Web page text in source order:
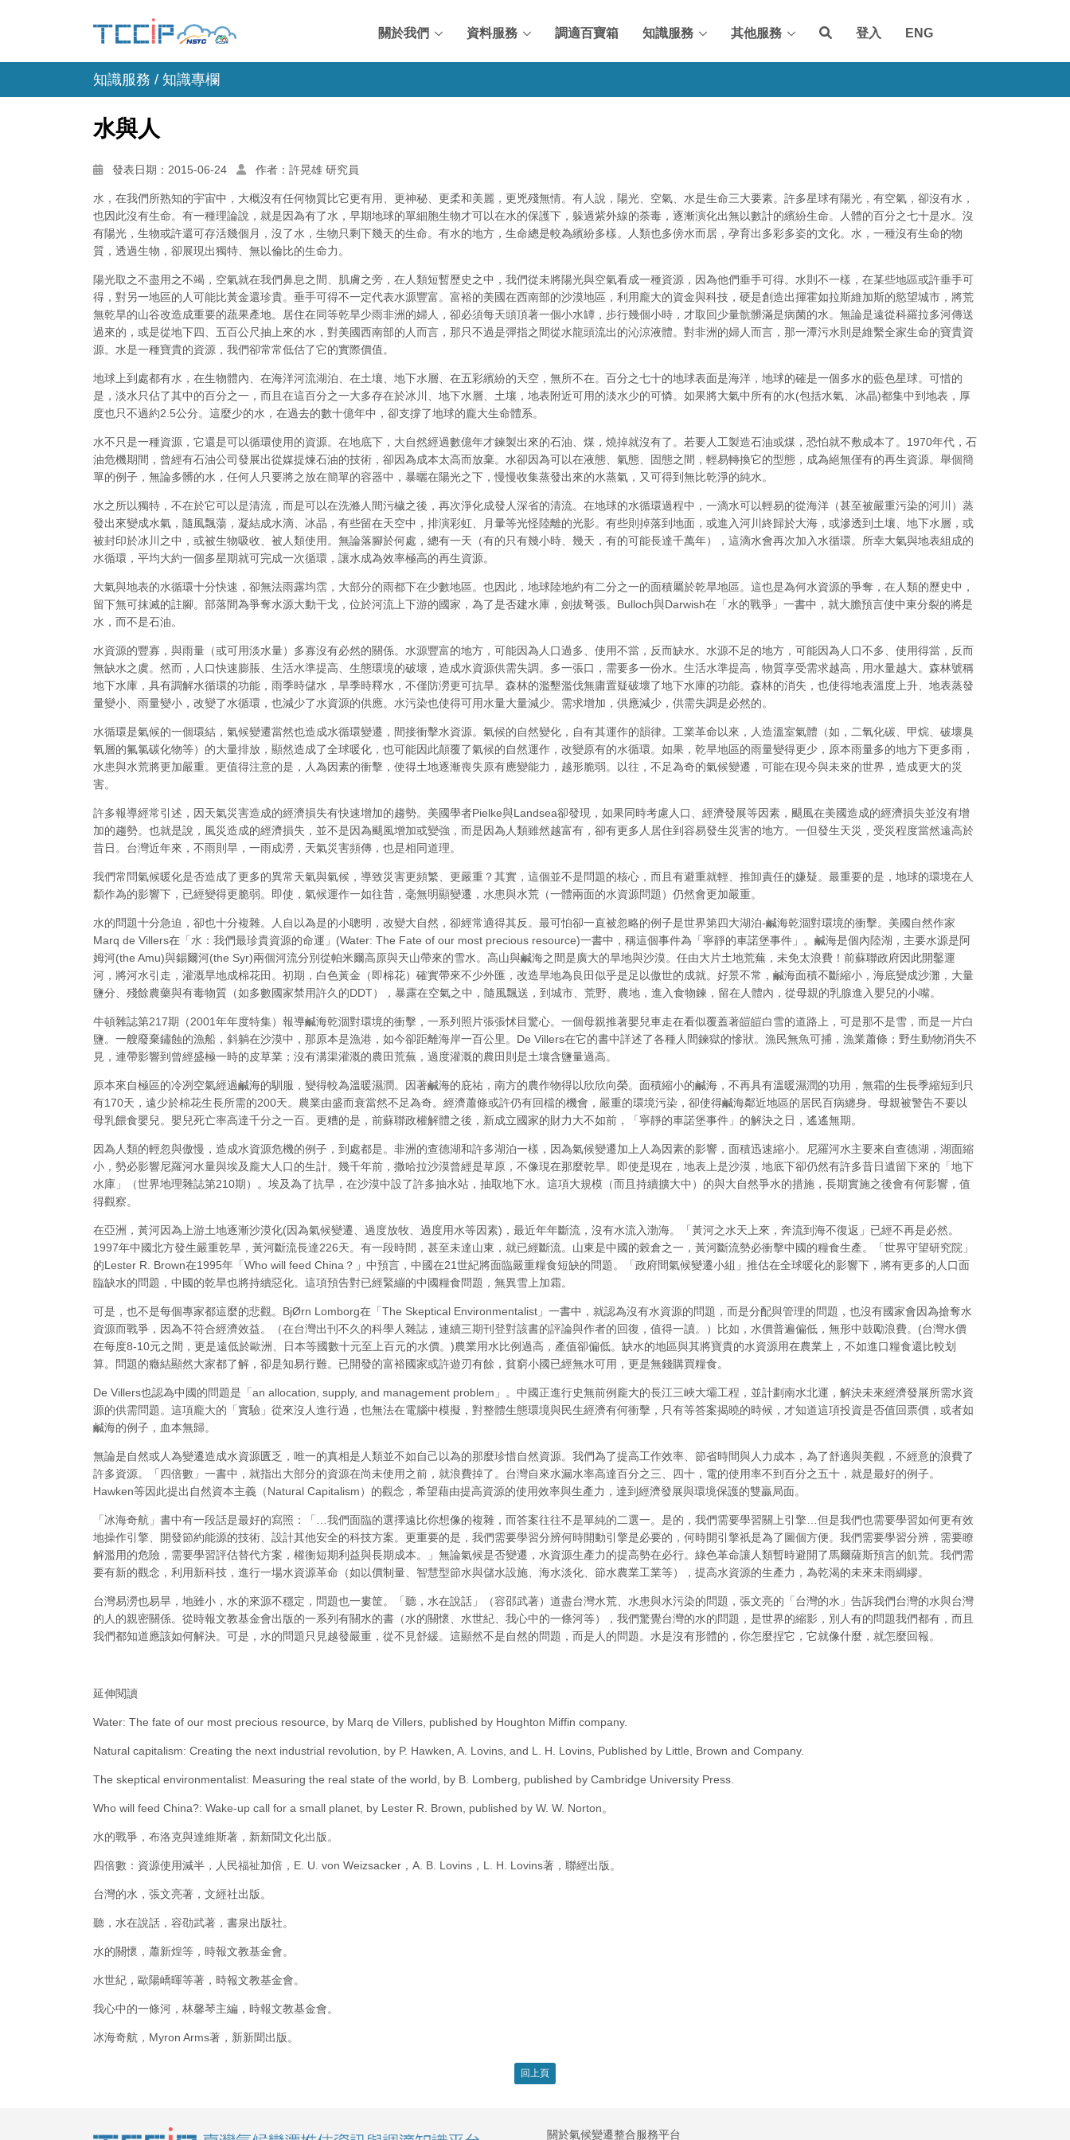
關於我們 資料服務 調適百寶箱 知識服務 其他服務 登入 ENG
知識服務 / 知識專欄
水與人
發表日期：2015-06-24 作者：許晃雄 研究員
水，在我們所熟知的宇宙中，大概沒有任何物質比它更有用、更神秘、更柔和美麗，更兇殘無情。有人說，陽光、空氣、水是生命三大要素。許多星球有陽光，有空氣，卻沒有水，
也因此沒有生命。有一種理論說，就是因為有了水，早期地球的單細胞生物才可以在水的保護下，躲過紫外線的荼毒，逐漸演化出無以數計的繽紛生命。人體的百分之七十是水。沒
有陽光，生物或許還可存活幾個月，沒了水，生物只剩下幾天的生命。有水的地方，生命總是較為繽紛多樣。人類也多傍水而居，孕育出多彩多姿的文化。水，一種沒有生命的物
質，透過生物，卻展現出獨特、無以倫比的生命力。
陽光取之不盡用之不竭，空氣就在我們鼻息之間、肌膚之旁，在人類短暫歷史之中，我們從未將陽光與空氣看成一種資源，因為他們垂手可得。水則不一樣，在某些地區或許垂手可
得，對另一地區的人可能比黃金還珍貴。垂手可得不一定代表水源豐富。富裕的美國在西南部的沙漠地區，利用龐大的資金與科技，硬是創造出揮霍如拉斯維加斯的慾望城市，將荒
無乾旱的山谷改造成重要的蔬果產地。居住在同等乾旱少雨非洲的婦人，卻必須每天頭頂著一個小水罈，步行幾個小時，才取回少量骯髒滿是病菌的水。無論是遠從科羅拉多河傳送
過來的，或是從地下四、五百公尺抽上來的水，對美國西南部的人而言，那只不過是彈指之間從水龍頭流出的沁涼液體。對非洲的婦人而言，那一潭污水則是維繫全家生命的寶貴資
源。水是一種寶貴的資源，我們卻常常低估了它的實際價值。
地球上到處都有水，在生物體內、在海洋河流湖泊、在土壤、地下水層、在五彩繽紛的天空，無所不在。百分之七十的地球表面是海洋，地球的確是一個多水的藍色星球。可惜的
是，淡水只佔了其中的百分之一，而且在這百分之一大多存在於冰川、地下水層、土壤，地表附近可用的淡水少的可憐。如果將大氣中所有的水(包括水氣、冰晶)都集中到地表，厚
度也只不過約2.5公分。這麼少的水，在過去的數十億年中，卻支撐了地球的龐大生命體系。
水不只是一種資源，它還是可以循環使用的資源。在地底下，大自然經過數億年才鍊製出來的石油、煤，燒掉就沒有了。若要人工製造石油或煤，恐怕就不敷成本了。1970年代，石
油危機期間，曾經有石油公司發展出從媒提煉石油的技術，卻因為成本太高而放棄。水卻因為可以在液態、氣態、固態之間，輕易轉換它的型態，成為絕無僅有的再生資源。舉個簡
單的例子，無論多髒的水，任何人只要將之放在簡單的容器中，暴曬在陽光之下，慢慢收集蒸發出來的水蒸氣，又可得到無比乾淨的純水。
水之所以獨特，不在於它可以是清流，而是可以在洗滌人間污檅之後，再次淨化成發人深省的清流。在地球的水循環過程中，一滴水可以輕易的從海洋（甚至被嚴重污染的河川）蒸
發出來變成水氣，隨風飄蕩，凝結成水滴、冰晶，有些留在天空中，排演彩虹、月暈等光怪陸離的光影。有些則掉落到地面，或進入河川終歸於大海，或滲透到土壤、地下水層，或
被封印於冰川之中，或被生物吸收、被人類使用。無論落腳於何處，總有一天（有的只有幾小時、幾天，有的可能長達千萬年），這滴水會再次加入水循環。所幸大氣與地表組成的
水循環，平均大約一個多星期就可完成一次循環，讓水成為效率極高的再生資源。
大氣與地表的水循環十分快速，卻無法雨露均霑，大部分的雨都下在少數地區。也因此，地球陸地約有二分之一的面積屬於乾旱地區。這也是為何水資源的爭奪，在人類的歷史中，
留下無可抹滅的註腳。部落間為爭奪水源大動干戈，位於河流上下游的國家，為了是否建水庫，劍拔弩張。Bulloch與Darwish在「水的戰爭」一書中，就大膽預言使中東分裂的將是
水，而不是石油。
水資源的豐寡，與雨量（或可用淡水量）多寡沒有必然的關係。水源豐富的地方，可能因為人口過多、使用不當，反而缺水。水源不足的地方，可能因為人口不多、使用得當，反而
無缺水之虞。然而，人口快速膨脹、生活水準提高、生態環境的破壞，造成水資源供需失調。多一張口，需要多一份水。生活水準提高，物質享受需求越高，用水量越大。森林號稱
地下水庫，具有調解水循環的功能，雨季時儲水，旱季時釋水，不僅防澇更可抗旱。森林的濫墾濫伐無庸置疑破壞了地下水庫的功能。森林的消失，也使得地表溫度上升、地表蒸發
量變小、雨量變小，改變了水循環，也減少了水資源的供應。水污染也使得可用水量大量減少。需求增加，供應減少，供需失調是必然的。
水循環是氣候的一個環結，氣候變遷當然也造成水循環變遷，間接衝擊水資源。氣候的自然變化，自有其運作的韻律。工業革命以來，人造溫室氣體（如，二氧化碳、甲烷、破壞臭
氧層的氟氯碳化物等）的大量排放，顯然造成了全球暖化，也可能因此顛覆了氣候的自然運作，改變原有的水循環。如果，乾旱地區的雨量變得更少，原本雨量多的地方下更多雨，
水患與水荒將更加嚴重。更值得注意的是，人為因素的衝擊，使得土地逐漸喪失原有應變能力，越形脆弱。以往，不足為奇的氣候變遷，可能在現今與未來的世界，造成更大的災
害。
許多報導經常引述，因天氣災害造成的經濟損失有快速增加的趨勢。美國學者Pielke與Landsea卻發現，如果同時考慮人口、經濟發展等因素，颶風在美國造成的經濟損失並沒有增
加的趨勢。也就是說，風災造成的經濟損失，並不是因為颶風增加或變強，而是因為人類雖然越富有，卻有更多人居住到容易發生災害的地方。一但發生天災，受災程度當然遠高於
昔日。台灣近年來，不雨則旱，一雨成澇，天氣災害頻傳，也是相同道理。
我們常問氣候暖化是否造成了更多的異常天氣與氣候，導致災害更頻繁、更嚴重？其實，這個並不是問題的核心，而且有避重就輕、推卸責任的嫌疑。最重要的是，地球的環境在人
纇作為的影響下，已經變得更脆弱。即使，氣候運作一如往昔，毫無明顯變遷，水患與水荒（一體兩面的水資源問題）仍然會更加嚴重。
水的問題十分急迫，卻也十分複雜。人自以為是的小聰明，改變大自然，卻經常適得其反。最可怕卻一直被忽略的例子是世界第四大湖泊-鹹海乾涸對環境的衝擊。美國自然作家
Marq de Villers在「水：我們最珍貴資源的命運」(Water: The Fate of our most precious resource)一書中，稱這個事件為「寧靜的車諾堡事件」。鹹海是個內陸湖，主要水源是阿
姆河(the Amu)與錫爾河(the Syr)兩個河流分別從帕米爾高原與天山帶來的雪水。高山與鹹海之間是廣大的旱地與沙漠。任由大片土地荒蕪，未免太浪費！前蘇聯政府因此開鑿運
河，將河水引走，灌溉旱地成棉花田。初期，白色黃金（即棉花）確實帶來不少外匯，改造旱地為良田似乎是足以傲世的成就。好景不常，鹹海面積不斷縮小，海底變成沙灘，大量
鹽分、殘餘農藥與有毒物質（如多數國家禁用許久的DDT），暴露在空氣之中，隨風飄送，到城市、荒野、農地，進入食物鍊，留在人體內，從母親的乳腺進入嬰兒的小嘴。
牛頓雜誌第217期（2001年年度特集）報導鹹海乾涸對環境的衝擊，一系列照片張張怵目驚心。一個母親推著嬰兒車走在看似覆蓋著皚皚白雪的道路上，可是那不是雪，而是一片白
鹽。一艘廢棄鏽蝕的漁船，斜躺在沙漠中，那原本是漁港，如今卻距離海岸一百公里。De Villers在它的書中詳述了各種人間鍊獄的慘狀。漁民無魚可捕，漁業蕭條；野生動物消失不
見，連帶影響到曾經盛極一時的皮草業；沒有溝渠灌溉的農田荒蕪，過度灌溉的農田則是土壤含鹽量過高。
原本來自極區的冷冽空氣經過鹹海的馴服，變得較為溫暖濕潤。因著鹹海的庇祐，南方的農作物得以欣欣向榮。面積縮小的鹹海，不再具有溫暖濕潤的功用，無霜的生長季縮短到只
有170天，遠少於棉花生長所需的200天。農業由盛而衰當然不足為奇。經濟蕭條或許仍有回檔的機會，嚴重的環境污染，卻使得鹹海鄰近地區的居民百病纏身。母親被警告不要以
母乳餵食嬰兒。嬰兒死亡率高達千分之一百。更糟的是，前蘇聯政權解體之後，新成立國家的財力大不如前，「寧靜的車諾堡事件」的解決之日，遙遙無期。
因為人類的輕忽與傲慢，造成水資源危機的例子，到處都是。非洲的查德湖和許多湖泊一樣，因為氣候變遷加上人為因素的影響，面積迅速縮小。尼羅河水主要來自查德湖，湖面縮
小，勢必影響尼羅河水量與埃及龐大人口的生計。幾千年前，撒哈拉沙漠曾經是草原，不像現在那麼乾旱。即使是現在，地表上是沙漠，地底下卻仍然有許多昔日遺留下來的「地下
水庫」（世界地理雜誌第210期）。埃及為了抗旱，在沙漠中設了許多抽水站，抽取地下水。這項大規模（而且持續擴大中）的與大自然爭水的措施，長期實施之後會有何影響，值
得觀察。
在亞洲，黃河因為上游土地逐漸沙漠化(因為氣候變遷、過度放牧、過度用水等因素)，最近年年斷流，沒有水流入渤海。「黃河之水天上來，奔流到海不復返」已經不再是必然。
1997年中國北方發生嚴重乾旱，黃河斷流長達226天。有一段時間，甚至未達山東，就已經斷流。山東是中國的榖倉之一，黃河斷流勢必衝擊中國的糧食生產。「世界守望研究院」
的Lester R. Brown在1995年「Who will feed China？」中預言，中國在21世紀將面臨嚴重糧食短缺的問題。「政府間氣候變遷小組」推估在全球暖化的影響下，將有更多的人口面
臨缺水的問題，中國的乾旱也將持續惡化。這項預告對已經緊繃的中國糧食問題，無異雪上加霜。
可是，也不是每個專家都這麼的悲觀。BjØrn Lomborg在「The Skeptical Environmentalist」一書中，就認為沒有水資源的問題，而是分配與管理的問題，也沒有國家會因為搶奪水
資源而戰爭，因為不符合經濟效益。（在台灣出刊不久的科學人雜誌，連續三期刊登對該書的評論與作者的回復，值得一讀。）比如，水價普遍偏低，無形中鼓勵浪費。(台灣水價
在每度8-10元之間，更是遠低於歐洲、日本等國數十元至上百元的水價。)農業用水比例過高，產值卻偏低。缺水的地區與其將寶貴的水資源用在農業上，不如進口糧食還比較划
算。問題的癥結顯然大家都了解，卻是知易行難。已開發的富裕國家或許遊刃有餘，貧窮小國已經無水可用，更是無錢購買糧食。
De Villers也認為中國的問題是「an allocation, supply, and management problem」。中國正進行史無前例龐大的長江三峽大壩工程，並計劃南水北運，解決未來經濟發展所需水資
源的供需問題。這項龐大的「實驗」從來沒人進行過，也無法在電腦中模擬，對整體生態環境與民生經濟有何衝擊，只有等答案揭曉的時候，才知道這項投資是否值回票價，或者如
鹹海的例子，血本無歸。
無論是自然或人為變遷造成水資源匱乏，唯一的真相是人類並不如自己以為的那麼珍惜自然資源。我們為了提高工作效率、節省時間與人力成本，為了舒適與美觀，不經意的浪費了
許多資源。「四倍數」一書中，就指出大部分的資源在尚未使用之前，就浪費掉了。台灣自來水漏水率高達百分之三、四十，電的使用率不到百分之五十，就是最好的例子。
Hawken等因此提出自然資本主義（Natural Capitalism）的觀念，希望藉由提高資源的使用效率與生產力，達到經濟發展與環境保護的雙贏局面。
「冰海奇航」書中有一段話是最好的寫照：「…我們面臨的選擇遠比你想像的複雜，而答案往往不是單純的二選一。是的，我們需要學習關上引擎…但是我們也需要學習如何更有效
地操作引擎、開發節約能源的技術、設計其他安全的科技方案。更重要的是，我們需要學習分辨何時開動引擎是必要的，何時開引擎祇是為了圖個方便。我們需要學習分辨，需要瞭
解濫用的危險，需要學習評估替代方案，權衡短期利益與長期成本。」無論氣候是否變遷，水資源生產力的提高勢在必行。綠色革命讓人類暫時避開了馬爾薩斯預言的飢荒。我們需
要有新的觀念，利用新科技，進行一場水資源革命（如以價制量、智慧型節水與儲水設施、海水淡化、節水農業工業等），提高水資源的生產力，為乾渴的未來未雨綢繆。
台灣易澇也易旱，地雖小，水的來源不穩定，問題也一婁筐。「聽，水在說話」（容邵武著）道盡台灣水荒、水患與水污染的問題，張文亮的「台灣的水」告訴我們台灣的水與台灣
的人的親密關係。從時報文教基金會出版的一系列有關水的書（水的關懷、水世紀、我心中的一條河等），我們驚覺台灣的水的問題，是世界的縮影，別人有的問題我們都有，而且
我們都知道應該如何解決。可是，水的問題只見越發嚴重，從不見舒緩。這顯然不是自然的問題，而是人的問題。水是沒有形體的，你怎麼捏它，它就像什麼，就怎麼回報。
延伸閱讀
Water: The fate of our most precious resource, by Marq de Villers, published by Houghton Miffin company.
Natural capitalism: Creating the next industrial revolution, by P. Hawken, A. Lovins, and L. H. Lovins, Published by Little, Brown and Company.
The skeptical environmentalist: Measuring the real state of the world, by B. Lomberg, published by Cambridge University Press.
Who will feed China?: Wake-up call for a small planet, by Lester R. Brown, published by W. W. Norton。
水的戰爭，布洛克與達維斯著，新新聞文化出版。
四倍數：資源使用減半，人民福祉加倍，E. U. von Weizsacker，A. B. Lovins，L. H. Lovins著，聯經出版。
台灣的水，張文亮著，文經社出版。
聽，水在說話，容劭武著，書泉出版社。
水的關懷，蕭新煌等，時報文教基金會。
水世紀，歐陽嶠暉等著，時報文教基金會。
我心中的一條河，林馨琴主編，時報文教基金會。
冰海奇航，Myron Arms著，新新聞出版。
回上頁
關於氣候變遷整合服務平台